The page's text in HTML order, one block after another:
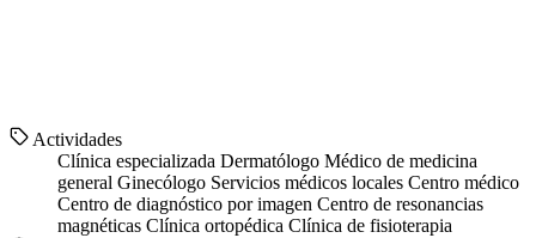
Actividades
Clínica especializada Dermatólogo Médico de medicina
general Ginecólogo Servicios médicos locales Centro médico
Centro de diagnóstico por imagen Centro de resonancias
magnéticas Clínica ortopédica Clínica de fisioterapia